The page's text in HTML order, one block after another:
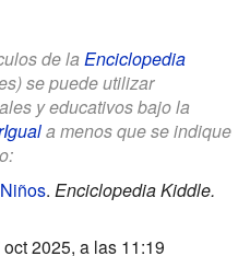
de la Enciclopedia
se puede utilizar
y educativos bajo la
a menos que se indique
. Enciclopedia Kiddle.
2025, a las 11:19